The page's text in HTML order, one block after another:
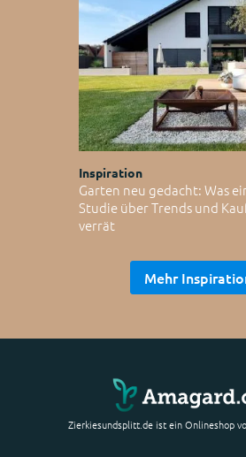
Inspiration
Garten neu gedacht: Was
Studie über Trends und
verrät
Mehr
Zierkiesundsplitt.de ist ein Onlineshop